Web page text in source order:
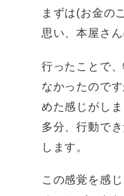
まずは(お金の
思い、本屋さ
行ったことで
なかったので
めた感じがしま
多分、行動で
します。
この感覚を感